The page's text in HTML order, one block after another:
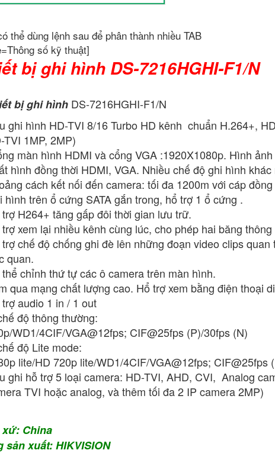
thể dùng lệnh sau để phân thành nhiều TAB
số kỹ thuật]
bị ghi hình DS-7216HGHI-F1/N
bị ghi hình DS-7216HGHI-F1/N
ghi hình HD-TVI 8/16 Turbo HD kênh chuẩn H.264+,
TVI 1MP, 2MP)
màn hình HDMI và cổng VGA :1920X1080p. Hình
hình đồng thời HDMI, VGA. Nhiều chế độ ghi hình khác
cách kết nối đến camera: tối đa 1200m với cáp
hình trên ổ cứng SATA gắn trong, hổ trợ 1 ổ cứng .
trợ H264+ tăng gấp đôi thời gian lưu trữ.
xem lại nhiều kênh cùng lúc, cho phép hai băng
trợ chế độ chống ghi đè lên những đoạn video clips
quan.
thể chỉnh thứ tự các ô camera trên màn hình.
qua mạng chất lượng cao. Hổ trợ xem bằng điện thoại
audio 1 in / 1 out
độ thông thường:
WD1/4CIF/VGA@12fps; CIF@25fps (P)/30fps (N)
độ Lite mode:
lite/HD 720p lite/WD1/4CIF/VGA@12fps; CIF@25fps
ghi hỗ trợ 5 loại camera: HD-TVI, AHD, CVI, Analog
TVI hoặc analog, và thêm tối đa 2 IP camera 2MP)
xứ: China
sản xuất: HIKVISION